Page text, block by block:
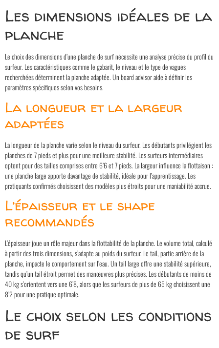
Les dimensions idéales de la
planche
Le choix des dimensions d’une planche de surf nécessite une analyse précise du profil du
surfeur. Les caractéristiques comme le gabarit, le niveau et le type de vagues
recherchées déterminent la planche adaptée. Un board advisor aide à définir les
paramètres spécifiques selon vos besoins.
La longueur et la largeur
adaptées
La longueur de la planche varie selon le niveau du surfeur. Les débutants privilégient les
planches de 7 pieds et plus pour une meilleure stabilité. Les surfeurs intermédiaires
optent pour des tailles comprises entre 6’6 et 7 pieds. La largeur influence la flottaison :
une planche large apporte davantage de stabilité, idéale pour l’apprentissage. Les
pratiquants confirmés choisissent des modèles plus étroits pour une maniabilité accrue.
L’épaisseur et le shape
recommandés
L’épaisseur joue un rôle majeur dans la flottabilité de la planche. Le volume total, calculé
à partir des trois dimensions, s’adapte au poids du surfeur. Le tail, partie arrière de la
planche, impacte le comportement sur l’eau. Un tail large offre une stabilité supérieure,
tandis qu’un tail étroit permet des manœuvres plus précises. Les débutants de moins de
40 kg s’orientent vers une 6’8, alors que les surfeurs de plus de 65 kg choisissent une
8’2 pour une pratique optimale.
Le choix selon les conditions
de surf